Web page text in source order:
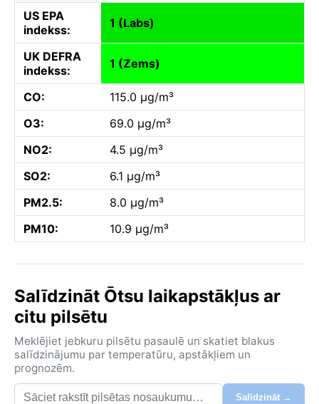
US EPA
indekss:
1 (Labs)
UK DEFRA
indekss:
1 (Zems)
CO:
115.0 µg/m³
O3:
69.0 µg/m³
NO2:
4.5 µg/m³
SO2:
6.1 µg/m³
PM2.5:
8.0 µg/m³
PM10:
10.9 µg/m³
Salīdzināt Ōtsu laikapstākļus ar
citu pilsētu
Meklējiet jebkuru pilsētu pasaulē un skatiet blakus
salīdzinājumu par temperatūru, apstākļiem un
prognozēm.
Salīdzināt →